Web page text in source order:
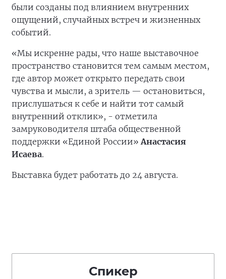
были созданы под влиянием внутренних
ощущений, случайных встреч и жизненных
событий.
«Мы искренне рады, что наше выставочное
пространство становится тем самым местом,
где автор может открыто передать свои
чувства и мысли, а зритель — остановиться,
прислушаться к себе и найти тот самый
внутренний отклик», - отметила
замруководителя штаба общественной
поддержки «Единой России»Анастасия
Исаева.
Выставка будет работать до 24 августа.
Спикер